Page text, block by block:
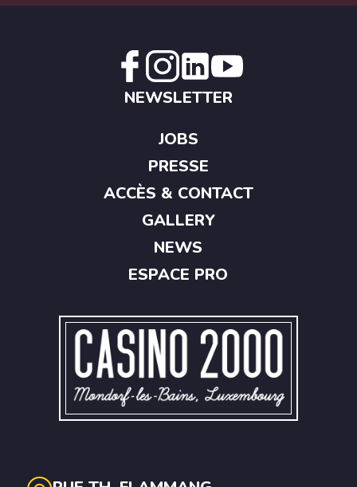
NEWSLETTER
JOBS
PRESSE
ACCÈS & CONTACT
GALLERY
NEWS
ESPACE PRO